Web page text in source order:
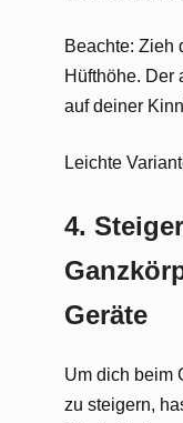
Beachte: Zieh
Hüfthöhe. Der
auf deiner
Leichte
4.
Geräte
Um dich beim
zu steigern,